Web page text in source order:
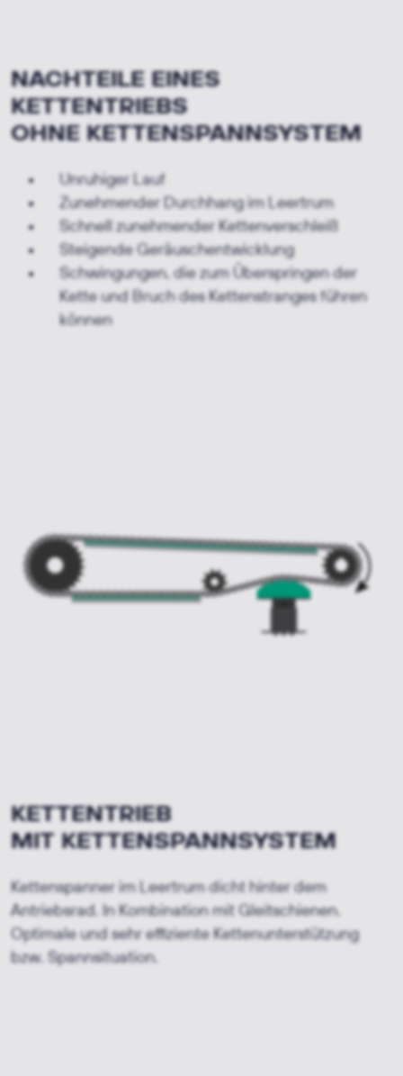
NACHTEILE EINES
KETTENTRIEBS
OHNEKETTENSPANNSYSTEM
Unruhiger Lauf
Zunehmender Durchhang im Leertrum
Schnell zunehmender Kettenverschleiß
Steigende Geräuschentwicklung
Schwingungen, die zum Überspringen der
Kette und Bruch des Kettenstranges führen
können
KETTENTRIEB
MITKETTENSPANNSYSTEM
Kettenspanner im Leertrum dicht hinter dem
Antriebsrad. In Kombination mit Gleitschienen.
Optimale und sehr effiziente Kettenunterstützung
bzw. Spannsituation.